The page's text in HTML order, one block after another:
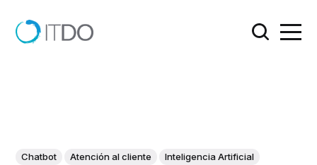
Chatbot Atención al cliente Inteligencia Artificial